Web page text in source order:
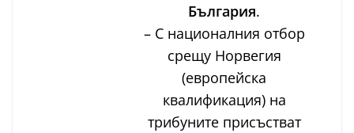
България.
– С националния отбор
срещу Норвегия
(европейска
квалификация) на
трибуните присъстват